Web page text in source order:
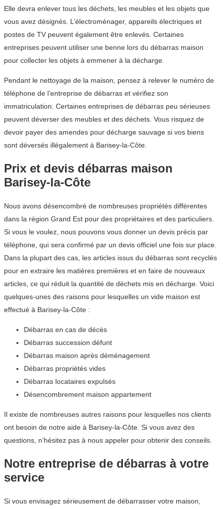
Elle devra enlever tous les déchets, les meubles et les objets que
vous avez désignés. L’électroménager, appareils électriques et
postes de TV peuvent également être enlevés. Certaines
entreprises peuvent utiliser une benne lors du débarras maison
pour collecter les objets à emmener à la décharge.
Pendant le nettoyage de la maison, pensez à relever le numéro de
téléphone de l’entreprise de débarras et vérifiez son
immatriculation. Certaines entreprises de débarras peu sérieuses
peuvent déverser des meubles et des déchets. Vous risquez de
devoir payer des amendes pour décharge sauvage si vos biens
sont déversés illégalement à Barisey-la-Côte.
Prix et devis débarras maison
Barisey-la-Côte
Nous avons désencombré de nombreuses propriétés différentes
dans la région Grand Est pour des propriétaires et des particuliers.
Si vous le voulez, nous pouvons vous donner un devis précis par
téléphone, qui sera confirmé par un devis officiel une fois sur place.
Dans la plupart des cas, les articles issus du débarras sont recyclés
pour en extraire les matières premières et en faire de nouveaux
articles, ce qui réduit la quantité de déchets mis en décharge. Voici
quelques-unes des raisons pour lesquelles un vide maison est
effectué à Barisey-la-Côte :
Débarras en cas de décès
Débarras succession défunt
Débarras maison après déménagement
Débarras propriétés vides
Débarras locataires expulsés
Désencombrement maison appartement
Il existe de nombreuses autres raisons pour lesquelles nos clients
ont besoin de notre aide à Barisey-la-Côte. Si vous avez des
questions, n’hésitez pas à nous appeler pour obtenir des conseils.
Notre entreprise de débarras à votre
service
Si vous envisagez sérieusement de débarrasser votre maison,